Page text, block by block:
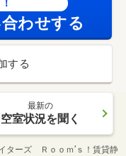
わせする
する
最新の
空室状況を聞く
ターズ Ｒｏｏｍ’ｓ！賃貸静